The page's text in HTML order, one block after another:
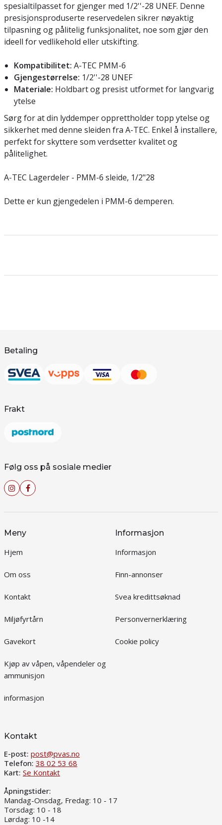
spesialtilpasset for gjenger med 1/2''-28 UNEF. Denne
presisjonsproduserte reservedelen sikrer nøyaktig
tilpasning og pålitelig funksjonalitet, noe som gjør den
ideell for vedlikehold eller utskifting.
Kompatibilitet: A-TEC PMM-6
Gjengestørrelse: 1/2''-28 UNEF
Materiale: Holdbart og presist utformet for langvarig
ytelse
Sørg for at din lyddemper opprettholder topp ytelse og
sikkerhet med denne sleiden fra A-TEC. Enkel å installere,
perfekt for skyttere som verdsetter kvalitet og
pålitelighet.
A-TEC Lagerdeler - PMM-6 sleide, 1/2"28
Dette er kun gjengedelen i PMM-6 demperen.
Betaling
Frakt
Følg oss på sosiale medier
Meny
Hjem
Om oss
Kontakt
Miljøfyrtårn
Gavekort
Kjøp av våpen, våpendeler og
ammunisjon
informasjon
Informasjon
Informasjon
Finn-annonser
Svea kredittsøknad
Personvernerklæring
Cookie policy
Kontakt
E-post: post@pvas.no
Telefon: 38 02 53 68
Kart: Se Kontakt
Åpningstider:
Mandag-Onsdag, Fredag: 10 - 17
Torsdag: 10 - 18
Lørdag: 10 -14